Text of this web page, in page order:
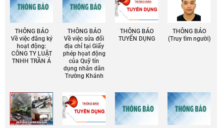
THÔNG BÁO
Về việc đăng ký
hoạt động:
CÔNG TY LUẬT
TNHH TRẦN Á
THÔNG BÁO
Về việc sửa đổi
địa chỉ tại Giấy
phép họat động
của Quỹ tín
dụng nhân dân
Trường Khánh
THÔNG BÁO
TUYỂN DỤNG
THÔNG BÁO
(Truy tìm người)